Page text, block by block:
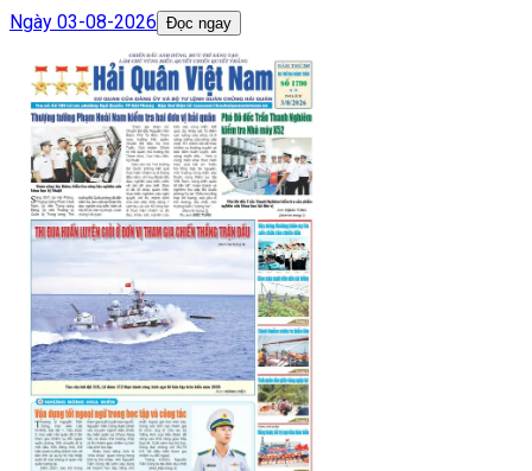
Ngày 03-08-2026 Đọc ngay